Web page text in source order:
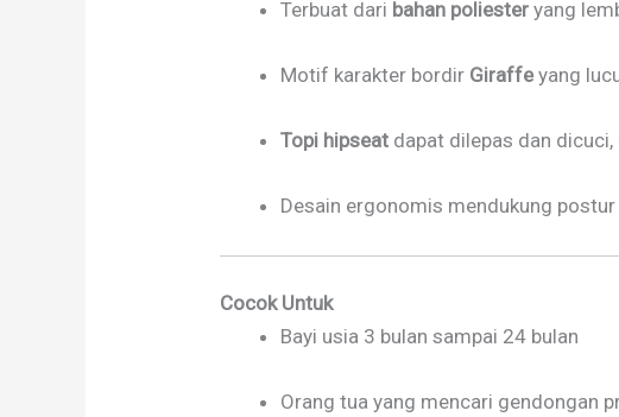
Terbuat dari bahan poliester yang
Motif karakter bordir Giraffeyang
Topi hipseat dapat dilepas dan
Desain ergonomis mendukung
Cocok Untuk
Bayi usia 3 bulan sampai 24 bulan
Orang tua yang mencari gendongan